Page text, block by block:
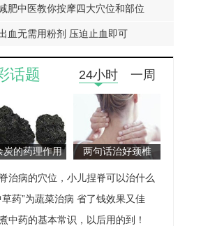
肥中医教你按摩四大穴位和部位
血无需用粉剂 压迫止血即可
话题 24小时 一周
炭的药理作用
两句话治好颈椎
治病的穴位，小儿捏脊可以治什么
草药”为蔬菜治病 省了钱效果又佳
中药的基本常识，以后用的到！